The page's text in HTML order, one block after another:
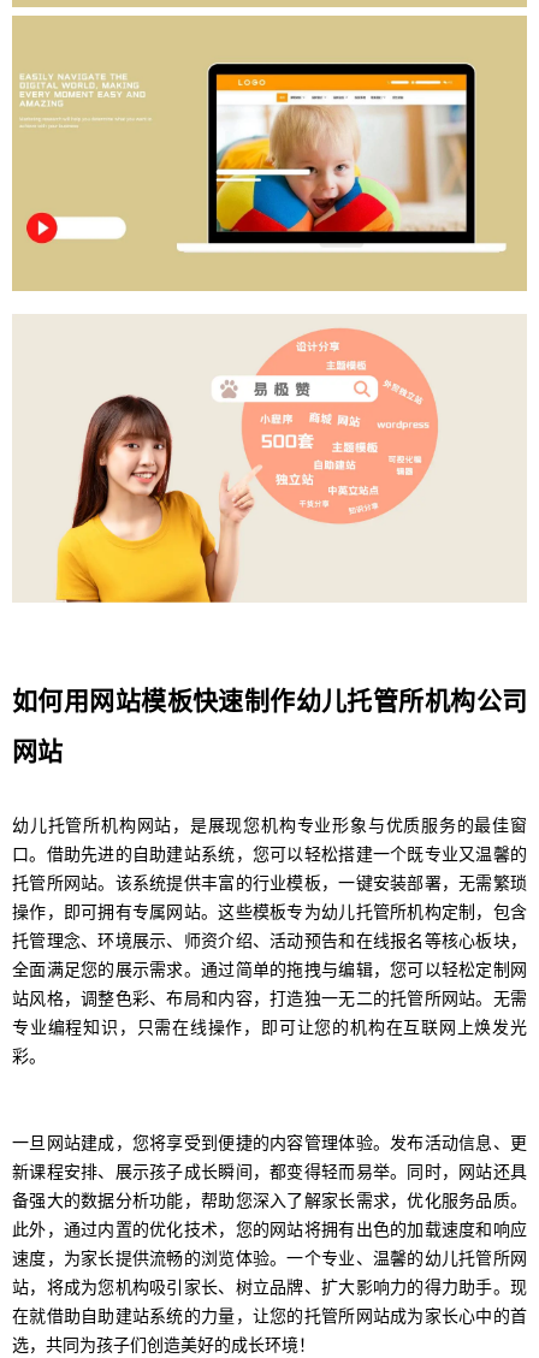
如何用网站模板快速制作幼儿托管所机构公司
网站
幼儿托管所机构网站，是展现您机构专业形象与优质服务的最佳窗
口。借助先进的自助建站系统，您可以轻松搭建一个既专业又温馨的
托管所网站。该系统提供丰富的行业模板，一键安装部署，无需繁琐
操作，即可拥有专属网站。这些模板专为幼儿托管所机构定制，包含
托管理念、环境展示、师资介绍、活动预告和在线报名等核心板块，
全面满足您的展示需求。通过简单的拖拽与编辑，您可以轻松定制网
站风格，调整色彩、布局和内容，打造独一无二的托管所网站。无需
专业编程知识，只需在线操作，即可让您的机构在互联网上焕发光
彩。
一旦网站建成，您将享受到便捷的内容管理体验。发布活动信息、更
新课程安排、展示孩子成长瞬间，都变得轻而易举。同时，网站还具
备强大的数据分析功能，帮助您深入了解家长需求，优化服务品质。
此外，通过内置的优化技术，您的网站将拥有出色的加载速度和响应
速度，为家长提供流畅的浏览体验。一个专业、温馨的幼儿托管所网
站，将成为您机构吸引家长、树立品牌、扩大影响力的得力助手。现
在就借助自助建站系统的力量，让您的托管所网站成为家长心中的首
选，共同为孩子们创造美好的成长环境！